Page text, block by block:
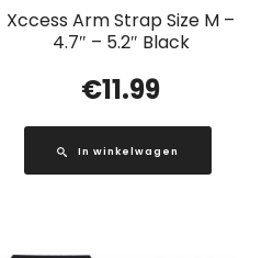
Xccess Arm Strap Size M –
4.7″ – 5.2″ Black
€11.99
In winkelwagen